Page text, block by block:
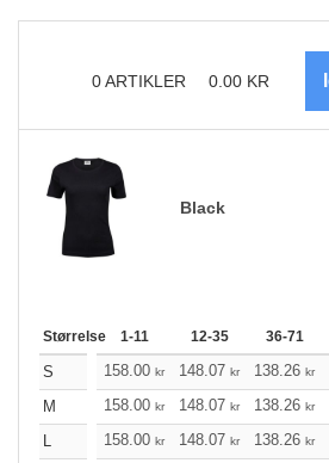
0ARTIKLER 0.00 KR
Black
Størrelse 1-11 12-35 36-71
S 158.00 kr 148.07 kr 138.26 kr
M
158.00 kr 148.07 kr 138.26 kr
L
158.00 kr 148.07 kr 138.26 kr